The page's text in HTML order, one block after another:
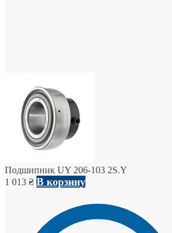
Подшипник UY 206-103 2S.Y
1 013 ₴ В корзину